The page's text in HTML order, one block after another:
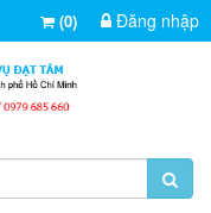
(0) Đăng nhập